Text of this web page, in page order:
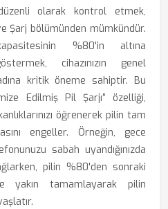
düzenli olarak kontrol etmek,
Şarj bölümünden mümkündür.
%80'in altına
cihazınızın genel
kritik öneme sahiptir. Bu
Edilmiş Pil Şarjı” özelliği,
öğrenerek pilin tam
engeller. Örneğin, gece
sabah uyandığınızda
pilin %80'den sonraki
yakın tamamlayarak pilin